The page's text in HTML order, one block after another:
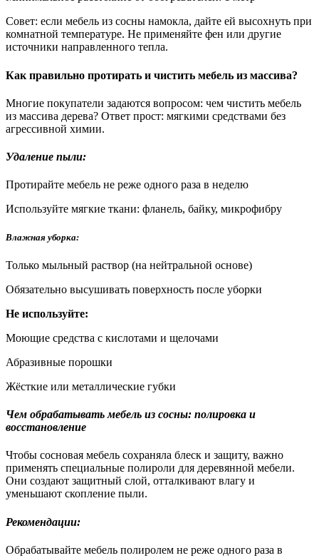
Совет: если мебель из сосны намокла, дайте ей высохнуть при
комнатной температуре. Не применяйте фен или другие
источники направленного тепла.
Как правильно протирать и чистить мебель из массива?
Многие покупатели задаются вопросом: чем чистить мебель
из массива дерева? Ответ прост: мягкими средствами без
агрессивной химии.
Удаление пыли:
Протирайте мебель не реже одного раза в неделю
Используйте мягкие ткани: фланель, байку, микрофибру
Влажная уборка:
Только мыльный раствор (на нейтральной основе)
Обязательно высушивать поверхность после уборки
Не используйте:
Моющие средства с кислотами и щелочами
Абразивные порошки
Жёсткие или металлические губки
Чем обрабатывать мебель из сосны: полировка и
восстановление
Чтобы сосновая мебель сохраняла блеск и защиту, важно
применять специальные полироли для деревянной мебели.
Они создают защитный слой, отталкивают влагу и
уменьшают скопление пыли.
Рекомендации:
Обрабатывайте мебель полиролем не реже одного раза в